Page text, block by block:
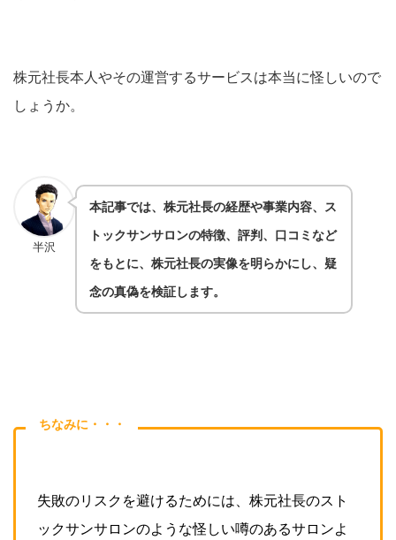
株元社長本人やその運営するサービスは本当に怪しいので
しょうか。
半沢
本記事では、株元社長の経歴や事業内容、ス
トックサンサロンの特徴、評判、口コミなど
をもとに、株元社長の実像を明らかにし、疑
念の真偽を検証します。
ちなみに・・・
失敗のリスクを避けるためには、株元社長のスト
ックサンサロンのような怪しい噂のあるサロンよ